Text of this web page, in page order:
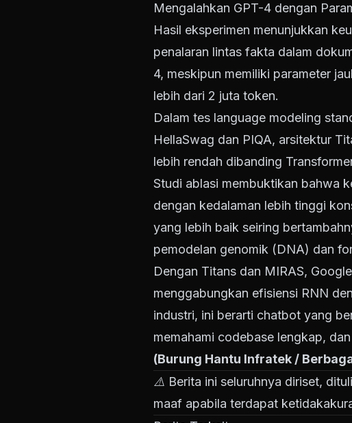
Mengalahkan GPT-4 dengan
Hasil eksperimen menunjukkan
penalaran lintas fakta dalam
4, meskipun memiliki parameter
lebih dari 2 juta token.
Dalam tes language modeling
HellaSwag dan PIQA, arsitektur
lebih rendah dibanding
Studi ablasi membuktikan bahwa
dengan kedalaman lebih tinggi
yang lebih baik seiring
pemodelan genomik (DNA) dan
Dengan Titans dan MIRAS,
menggabungkan efisiensi RNN
industri, ini berarti chatbot yang
memahami codebase lengkap,
(Burung Hantu Infratek /
⚠️ Berita ini seluruhnya diriset,
maaf apabila terdapat